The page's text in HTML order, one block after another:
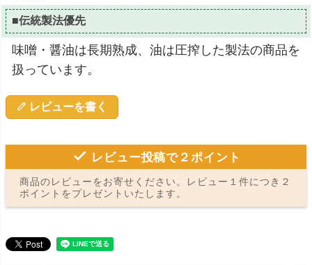
■伝統製法優先
味噌・醤油は長期熟成、油は圧搾した製法の商品を
扱っています。
レビューを書く
レビュー投稿で２ポイント
商品のレビューをお寄せください。レビュー１件につき２
ポイントをプレゼントいたします。